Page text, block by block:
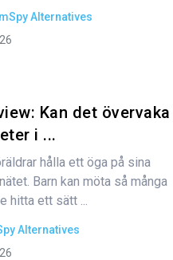
mSpy Alternatives
Kan det övervaka
i ...
hålla ett öga på sina
Barn kan möta så många
hitta ett sätt ...
Alternatives